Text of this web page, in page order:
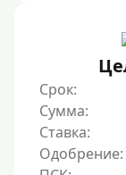
Срок:
Сумма:
Ставка:
Одобрение: